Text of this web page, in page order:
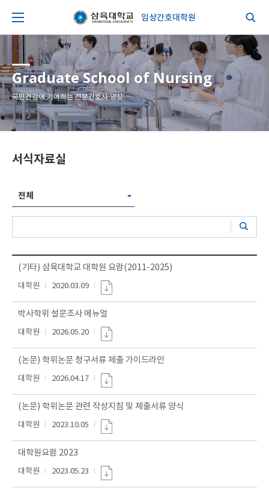
임상간호대학원
Graduate School of Nursing
국민건강에 기여하는 전문간호사 양성
서식자료실
전체
(기타) 삼육대학교 대학원 요람(2011-2025)
대학원 2020.03.09
박사학위 설문조사 메뉴얼
대학원 2026.05.20
(논문) 학위논문 청구서류 제출 가이드라인
대학원 2026.04.17
(논문) 학위논문 관련 작성지침 및 제출서류 양식
대학원 2023.10.05
대학원요람 2023
대학원 2023.05.23